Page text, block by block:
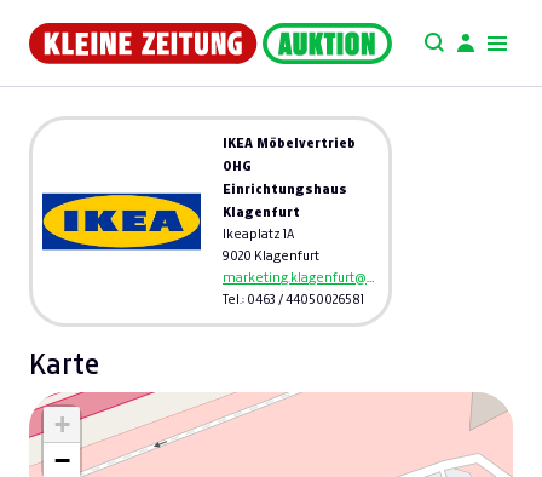
IKEA Möbelvertrieb
OHG
Einrichtungshaus
Klagenfurt
Ikeaplatz 1A
9020 Klagenfurt
Tel.: 0463 / 44050026581
Karte
+
−